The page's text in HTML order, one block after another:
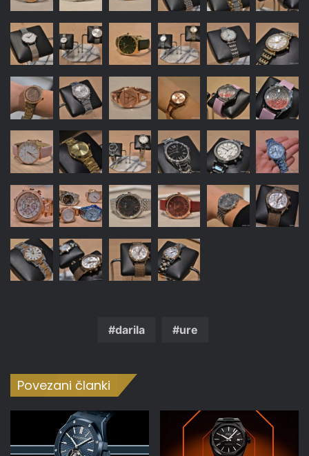
darila ure
Povezani članki